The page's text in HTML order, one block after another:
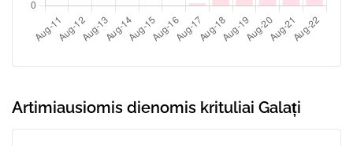
Artimiausiomis dienomis krituliai Galați